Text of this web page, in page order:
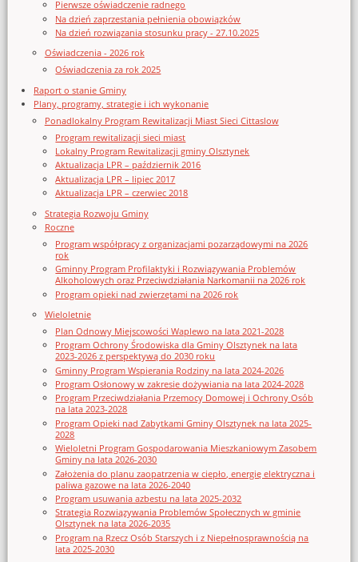
Pierwsze oświadczenie radnego
Na dzień zaprzestania pełnienia obowiązków
Na dzień rozwiązania stosunku pracy - 27.10.2025
Oświadczenia - 2026 rok
Oświadczenia za rok 2025
Raport o stanie Gminy
Plany, programy, strategie i ich wykonanie
Ponadlokalny Program Rewitalizacji Miast Sieci Cittaslow
Program rewitalizacji sieci miast
Lokalny Program Rewitalizacji gminy Olsztynek
Aktualizacja LPR – październik 2016
Aktualizacja LPR – lipiec 2017
Aktualizacja LPR – czerwiec 2018
Strategia Rozwoju Gminy
Roczne
Program współpracy z organizacjami pozarządowymi na 2026
rok
Gminny Program Profilaktyki i Rozwiązywania Problemów
Alkoholowych oraz Przeciwdziałania Narkomanii na 2026 rok
Program opieki nad zwierzętami na 2026 rok
Wieloletnie
Plan Odnowy Miejscowości Waplewo na lata 2021-2028
Program Ochrony Środowiska dla Gminy Olsztynek na lata
2023-2026 z perspektywą do 2030 roku
Gminny Program Wspierania Rodziny na lata 2024-2026
Program Osłonowy w zakresie dożywiania na lata 2024-2028
Program Przeciwdziałania Przemocy Domowej i Ochrony Osób
na lata 2023-2028
Program Opieki nad Zabytkami Gminy Olsztynek na lata 2025-
2028
Wieloletni Program Gospodarowania Mieszkaniowym Zasobem
Gminy na lata 2026-2030
Założenia do planu zaopatrzenia w ciepło, energię elektryczna i
paliwa gazowe na lata 2026-2040
Program usuwania azbestu na lata 2025-2032
Strategia Rozwiązywania Problemów Społecznych w gminie
Olsztynek na lata 2026-2035
Program na Rzecz Osób Starszych i z Niepełnosprawnością na
lata 2025-2030